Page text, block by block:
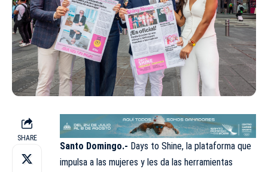
SHARE
Santo Domingo.- Days to Shine, la plataforma que
impulsa a las mujeres y les da las herramientas